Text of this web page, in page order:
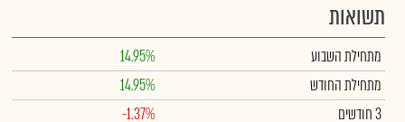
תשואות
מתחילת השבוע
14.95%
מתחילת החודש
14.95%
3 חודשים
-1.37%